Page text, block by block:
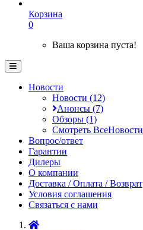
Корзина
0
Ваша корзина пуста!
Новости
Новости (12)
Анонсы (7)
Обзоры (1)
Смотреть ВсеНовости
Вопрос/ответ
Гарантии
Дилеры
О компании
Доставка / Оплата / Возврат
Условия соглашения
Связаться с нами